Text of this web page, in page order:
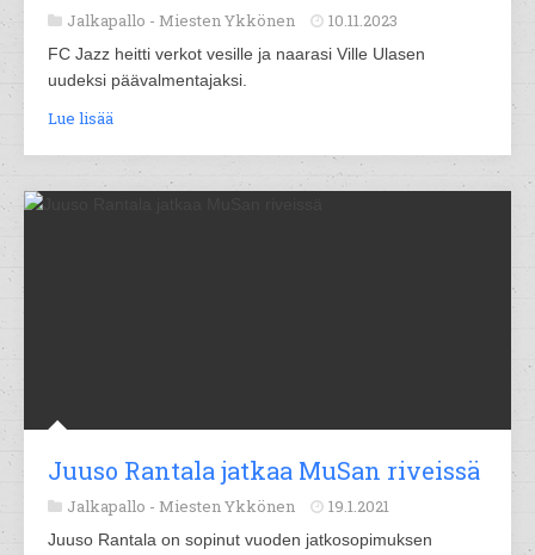
Jalkapallo - Miesten Ykkönen 10.11.2023
FC Jazz heitti verkot vesille ja naarasi Ville Ulasen
uudeksi päävalmentajaksi.
Lue lisää
Juuso Rantala jatkaa MuSan riveissä
Jalkapallo - Miesten Ykkönen 19.1.2021
Juuso Rantala on sopinut vuoden jatkosopimuksen